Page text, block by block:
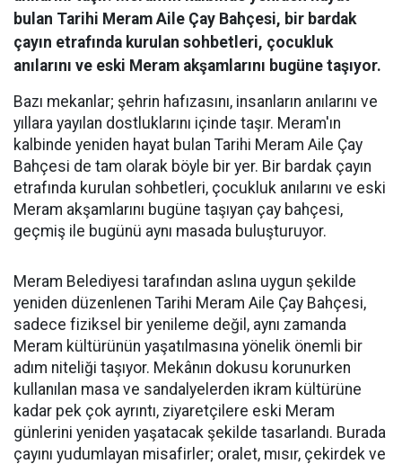
bulan Tarihi Meram Aile Çay Bahçesi, bir bardak
çayın etrafında kurulan sohbetleri, çocukluk
anılarını ve eski Meram akşamlarını bugüne taşıyor.
Bazı mekanlar; şehrin hafızasını, insanların anılarını ve
yıllara yayılan dostluklarını içinde taşır. Meram'ın
kalbinde yeniden hayat bulan Tarihi Meram Aile Çay
Bahçesi de tam olarak böyle bir yer. Bir bardak çayın
etrafında kurulan sohbetleri, çocukluk anılarını ve eski
Meram akşamlarını bugüne taşıyan çay bahçesi,
geçmiş ile bugünü aynı masada buluşturuyor.
Meram Belediyesi tarafından aslına uygun şekilde
yeniden düzenlenen Tarihi Meram Aile Çay Bahçesi,
sadece fiziksel bir yenileme değil, aynı zamanda
Meram kültürünün yaşatılmasına yönelik önemli bir
adım niteliği taşıyor. Mekânın dokusu korunurken
kullanılan masa ve sandalyelerden ikram kültürüne
kadar pek çok ayrıntı, ziyaretçilere eski Meram
günlerini yeniden yaşatacak şekilde tasarlandı. Burada
çayını yudumlayan misafirler; oralet, mısır, çekirdek ve